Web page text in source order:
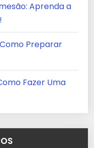
Aprenda a
Preparar
Fazer Uma